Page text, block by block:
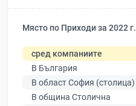
Място по Приходи за 2022 г.
сред компаниите
В България
В област София (столица)
В община Столична